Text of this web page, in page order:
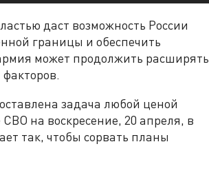
даст возможность России
границы и обеспечить
может продолжить расширять
задача любой ценой
на воскресение, 20 апреля, в
так, чтобы сорвать планы